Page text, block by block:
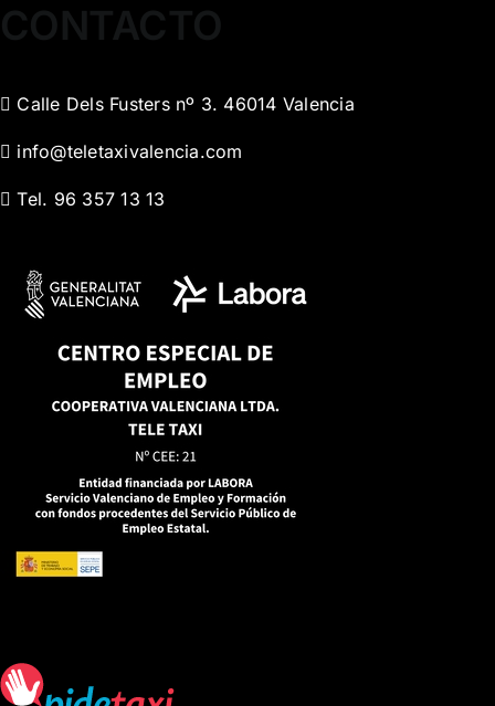
Calle Dels Fusters nº 3. 46014 Valencia
info@teletaxivalencia.com
Tel. 96 357 13 13